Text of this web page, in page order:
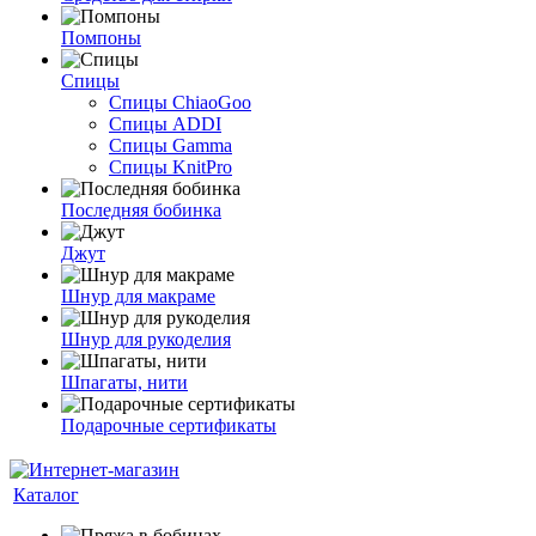
Помпоны
Спицы
Спицы ChiaoGoo
Спицы ADDI
Спицы Gamma
Спицы KnitPro
Последняя бобинка
Джут
Шнур для макраме
Шнур для рукоделия
Шпагаты, нити
Подарочные сертификаты
Каталог